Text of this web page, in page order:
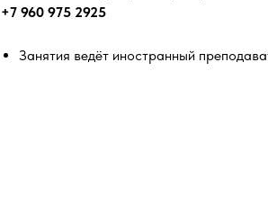
+7 960 975 2925
Занятия ведёт иностранный